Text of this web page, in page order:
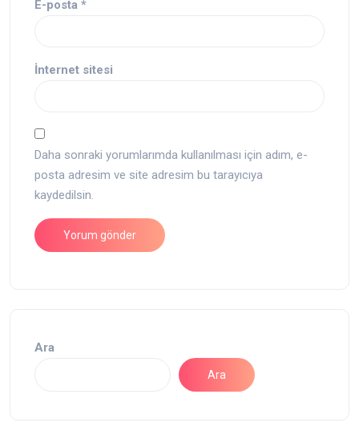
E-posta *
İnternet sitesi
Daha sonraki yorumlarımda kullanılması için adım, e-
posta adresim ve site adresim bu tarayıcıya
kaydedilsin.
Ara
Ara